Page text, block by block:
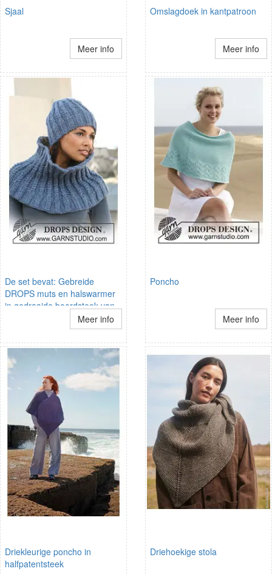
Sjaal
Meer info
Omslagdoek in kantpatroon
Meer info
De set bevat: Gebreide
DROPS muts en halswarmer
in gedraaide boordsteek van
Meer info
Poncho
Meer info
Driekleurige poncho in
halfpatentsteek
Driehoekige stola